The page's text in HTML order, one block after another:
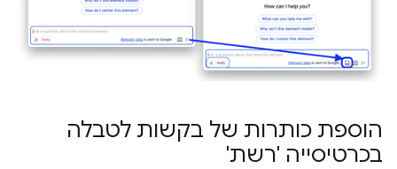
הוספת כותרות של בקשות לטבלה
בכרטיסייה 'רשת'